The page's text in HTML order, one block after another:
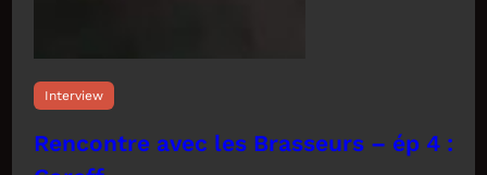
Interview
Rencontre avec les Brasseurs – ép 4 :